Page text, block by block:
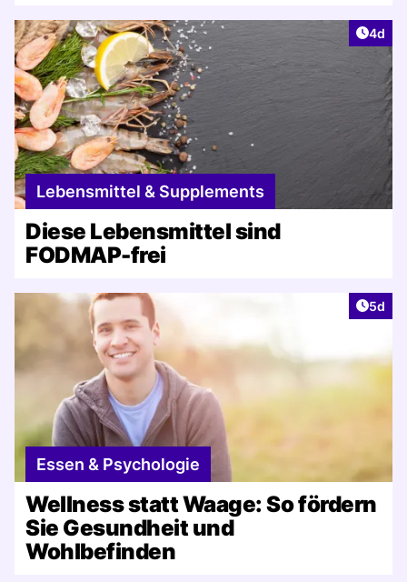
4d
Lebensmittel & Supplements
Diese Lebensmittel sind
FODMAP-frei
5d
Essen & Psychologie
Wellness statt Waage: So fördern
Sie Gesundheit und
Wohlbefinden